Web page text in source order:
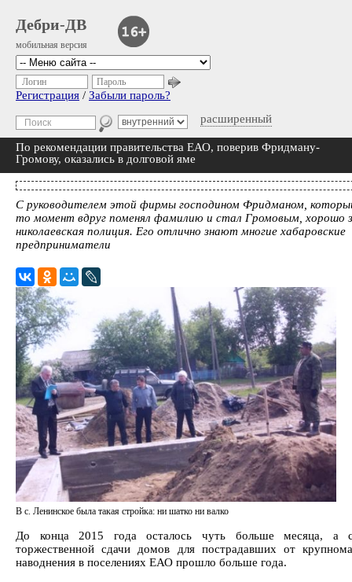
Дебри-ДВ
мобильная версия
расширенный
Логин Пароль
Регистрация / Забыли пароль?
По рекомендации правительства ЕАО, поверив Фридману-
Громову, оказались в долговой яме
С руководителем этой фирмы господином Фридманом,
то момент вдруг поменял фамилию и стал Громовым, хорошо
николаевская полиция. Его отлично знают многие хабаровские
предприниматели
В с. Ленинское была такая стройка: ни шатко ни валко
До конца 2015 года осталось чуть больше месяца, а
торжественной сдачи домов для пострадавших от
наводнения в поселениях ЕАО прошло больше года.